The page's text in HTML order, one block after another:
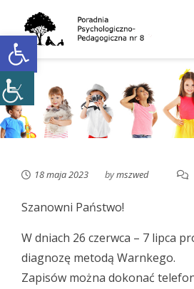
Open toolbar
content
18 maja 2023 bymszwed
Szanowni Państwo!
W dniach 26 czerwca – 7 lipca
diagnozę metodą Warnkego.
Zapisów można dokonać